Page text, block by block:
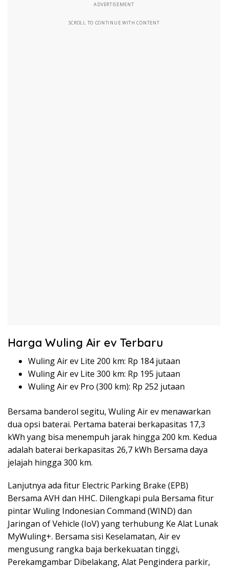
ADVERTISEMENT
SCROLL TO CONTINUE WITH CONTENT
Harga Wuling Air ev Terbaru
Wuling Air ev Lite 200 km: Rp 184 jutaan
Wuling Air ev Lite 300 km: Rp 195 jutaan
Wuling Air ev Pro (300 km): Rp 252 jutaan
Bersama banderol segitu, Wuling Air ev menawarkan
dua opsi baterai. Pertama baterai berkapasitas 17,3
kWh yang bisa menempuh jarak hingga 200 km. Kedua
adalah baterai berkapasitas 26,7 kWh Bersama daya
jelajah hingga 300 km.
Lanjutnya ada fitur Electric Parking Brake (EPB)
Bersama AVH dan HHC. Dilengkapi pula Bersama fitur
pintar Wuling Indonesian Command (WIND) dan
Jaringan of Vehicle (IoV) yang terhubung Ke Alat Lunak
MyWuling+. Bersama sisi Keselamatan, Air ev
mengusung rangka baja berkekuatan tinggi,
Perekamgambar Dibelakang, Alat Pengindera parkir,